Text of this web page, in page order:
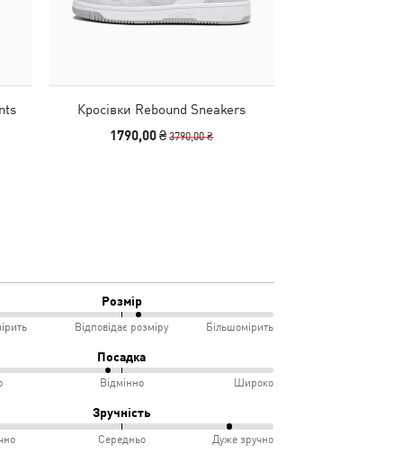
Кросівки Rebound Sneakers
1790,00 ₴3790,00 ₴
Розмір
Відповідає розміру Більшомірить
Посадка
Відмінно Широко
Зручність
Середньо Дуже зручно